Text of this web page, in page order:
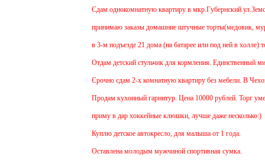
Cдам однокомнатную квартиру в мкр.Губернский
принимаю заказы домашние штучные торты(медовик,
в 3-м подъезде 21 дома (на батарее или под ней в холле)
Отдам детский стульчик для кормления. Единственный
Срочно сдам 2-х комнатную квартиру без мебели. В
Продам кухонный гарнитур. Цена 10000 рублей. Торг
приму в дар хоккейные клюшки, лучше даже несколько:)
Куплю детское автокресло, для малыша от 1 года.
Оставлена молодым мужчиной спортивная сумка.